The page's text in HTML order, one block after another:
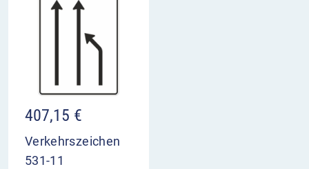
407,15 €
Verkehrszeichen
531-11